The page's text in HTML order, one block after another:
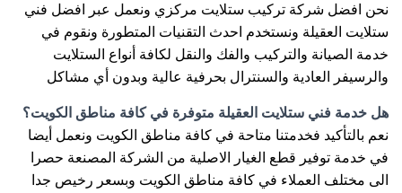
نحن افضل شركة تركيب ستلايت مركزي ونعمل عبر افضل فني
ستلايت العقيلة ونستخدم احدث التقنيات المتطورة ونقوم في
خدمة الصيانة والتركيب والفك والنقل لكافة أنواع الستلايت
والرسيفر العادية والسنترال بحرفية عالية وبدون أي مشاكل
هل خدمة فني ستلايت العقيلة متوفرة في كافة مناطق الكويت؟
نعم بالتأكيد فخدمتنا متاحة في كافة مناطق الكويت ونعمل أيضا
في خدمة توفير قطع الغيار الاصلية من الشركة المصنعة حصرا
الى مختلف العملاء في كافة مناطق الكويت وبسعر رخيص جدا